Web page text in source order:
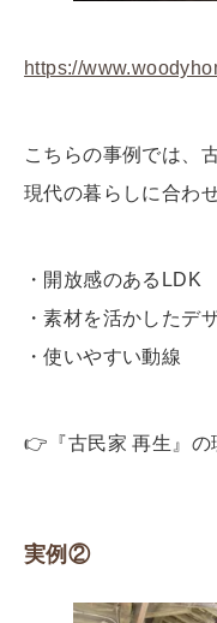
https://
こちらの事例では、
現代の暮らしに合わ
・開放感のあるLDK
・素材を活かしたデ
・使いやすい動線
👉 『古民家 再生』
実例②